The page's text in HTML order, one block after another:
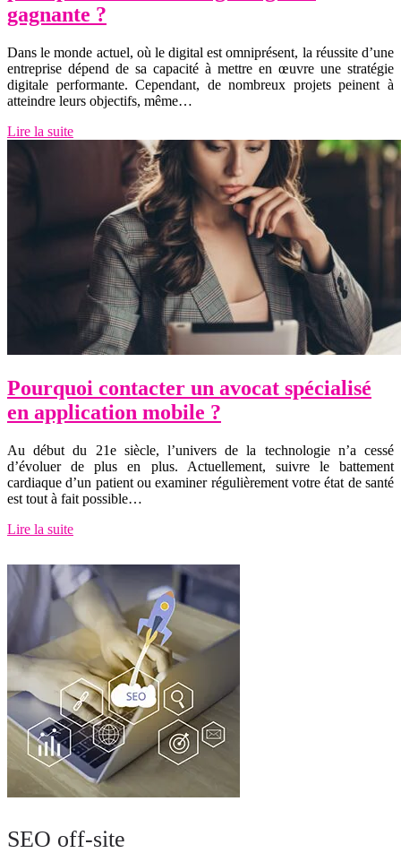
gagnante ?
Dans le monde actuel, où le digital est omniprésent, la réussite d’une
entreprise dépend de sa capacité à mettre en œuvre une stratégie
digitale performante. Cependant, de nombreux projets peinent à
atteindre leurs objectifs, même…
Lire la suite
Pourquoi contacter un avocat spécialisé
en application mobile ?
Au début du 21e siècle, l’univers de la technologie n’a cessé
d’évoluer de plus en plus. Actuellement, suivre le battement
cardiaque d’un patient ou examiner régulièrement votre état de santé
est tout à fait possible…
Lire la suite
SEO off-site